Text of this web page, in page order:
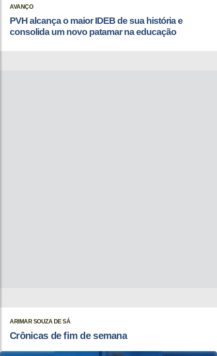
AVANÇO
PVH alcança o maior IDEB de sua história e
consolida um novo patamar na educação
ARIMAR SOUZA DE SÁ
Crônicas de fim de semana